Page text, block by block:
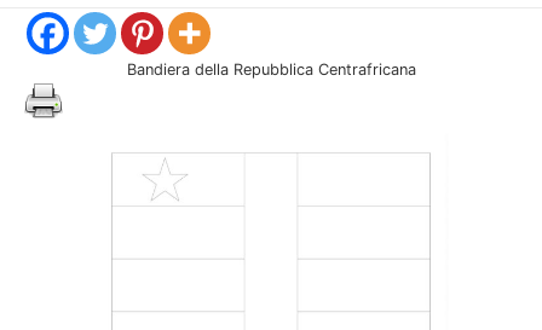
Bandiera della Repubblica Centrafricana